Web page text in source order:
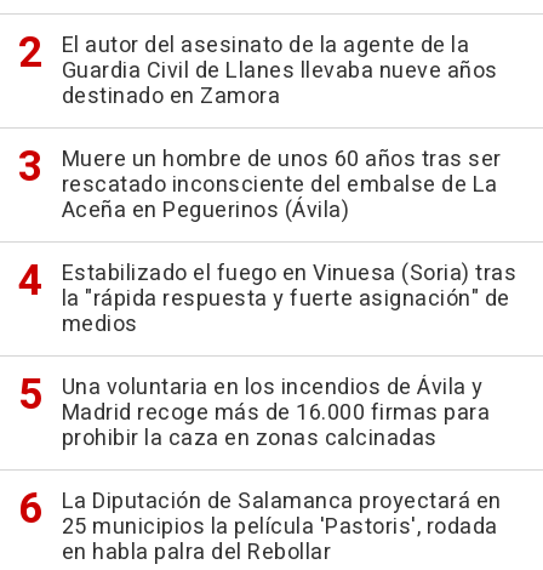
El autor del asesinato de la agente de la
Guardia Civil de Llanes llevaba nueve años
destinado en Zamora
Muere un hombre de unos 60 años tras ser
rescatado inconsciente del embalse de La
Aceña en Peguerinos (Ávila)
Estabilizado el fuego en Vinuesa (Soria) tras
la "rápida respuesta y fuerte asignación" de
medios
Una voluntaria en los incendios de Ávila y
Madrid recoge más de 16.000 firmas para
prohibir la caza en zonas calcinadas
La Diputación de Salamanca proyectará en
25 municipios la película 'Pastoris', rodada
en habla palra del Rebollar